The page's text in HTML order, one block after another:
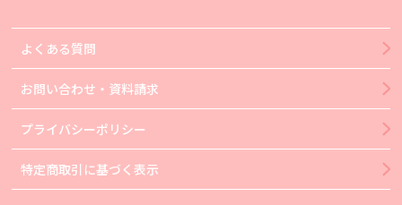
よくある質問
お問い合わせ・資料請求
プライバシーポリシー
特定商取引に基づく表示